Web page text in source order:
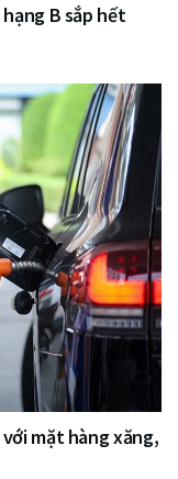
B sắp hết
mặt hàng xăng,